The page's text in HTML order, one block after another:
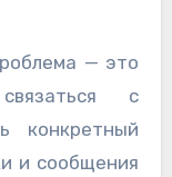
— это
с
конкретный
и сообщения